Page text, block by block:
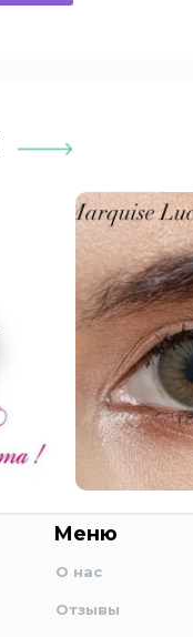
Меню
О нас
Отзывы